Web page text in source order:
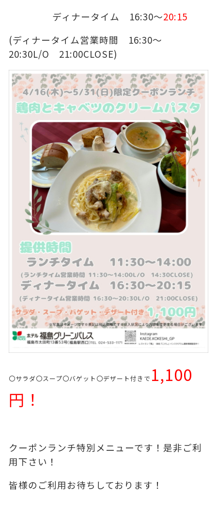
ディナータイム 16:30～20:15
(ディナータイム営業時間 16:30～
20:30L/O 21:00CLOSE)
〇サラダ〇スープ〇バゲット〇デザート付きで 1,100
円！
クーポンランチ特別メニューです！是非ご利
用下さい！
皆様のご利用お待ちしております！